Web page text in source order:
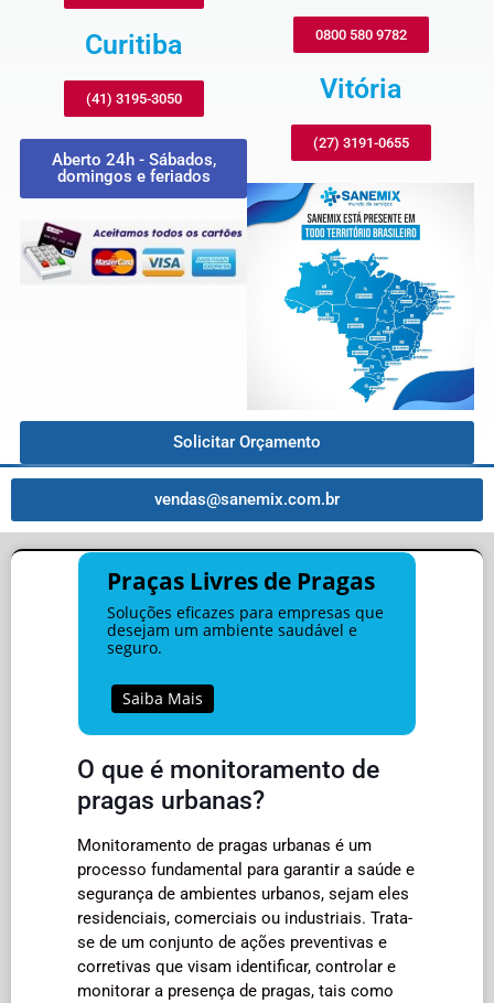
Curitiba
(41) 3195-3050
Aberto 24h - Sábados,
domingos e feriados
0800 580 9782
Vitória
(27) 3191-0655
Solicitar Orçamento
vendas@sanemix.com.br
Praças Livres de Pragas
Soluções eficazes para empresas que
desejam um ambiente saudável e
seguro.
Saiba Mais
O que é monitoramento de
pragas urbanas?
Monitoramento de pragas urbanas é um
processo fundamental para garantir a saúde e
segurança de ambientes urbanos, sejam eles
residenciais, comerciais ou industriais. Trata-
se de um conjunto de ações preventivas e
corretivas que visam identificar, controlar e
monitorar a presença de pragas, tais como